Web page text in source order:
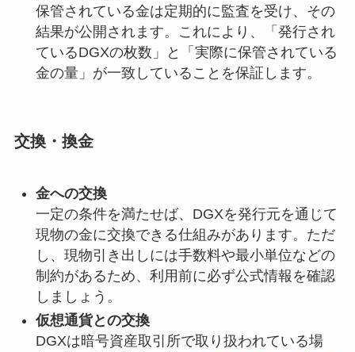
保管されている金は定期的に監査を受け、その
結果が公開されます。これにより、「発行され
ているDGXの枚数」と「実際に保管されている
金の量」が一致していることを保証します。
交換・換金
金への交換
一定の条件を満たせば、DGXを発行元を通じて
現物の金に交換できる仕組みがあります。ただ
し、現物引き出しには手数料や最小単位などの
制約があるため、利用前に必ず公式情報を確認
しましょう。
仮想通貨との交換
DGXは暗号資産取引所で取り扱われている場